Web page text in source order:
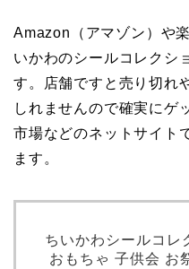
Amazon（アマゾン）や
いかわのシールコレクシ
す。店舗ですと売り切れ
しれませんので確実にゲ
市場などのネットサイト
ます。
ちいかわシールコレ
おもちゃ 子供会 お